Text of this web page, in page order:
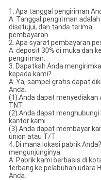
1. Apa tanggal pengiriman
A: Tanggal pengiriman
disetujui, dan tanda terima
pembayaran.
2. Apa syarat pembayaran
A: deposit 30% di muka dan
pengiriman.
3. Dapatkah Anda
kepada kami?
A: Ya, sampel gratis dapat
Anda.
(1).Anda dapat menyediakan
TNT
(2).Anda dapat
kantor kami.
(3).Anda dapat membayar
union atau T/T.
4. Di mana lokasi pabrik
mengunjunginya.
A: Pabrik kami berbasis di
terbang ke pelabuhan udara
Anda.